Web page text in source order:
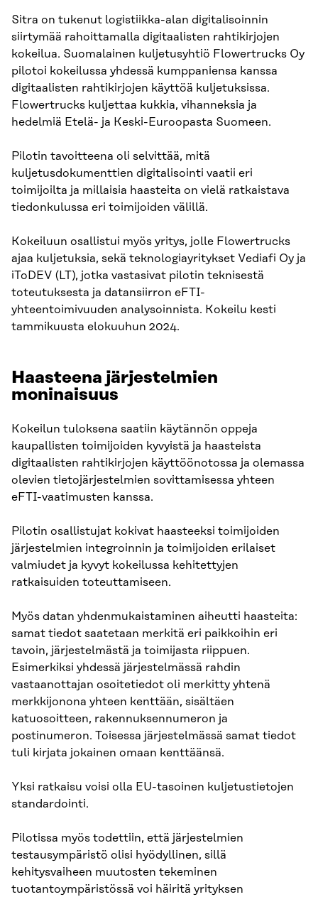
Sitra on tukenut logistiikka-alan digitalisoinnin
siirtymää rahoittamalla digitaalisten rahtikirjojen
kokeilua. Suomalainen kuljetusyhtiö Flowertrucks Oy
pilotoi kokeilussa yhdessä kumppaniensa kanssa
digitaalisten rahtikirjojen käyttöä kuljetuksissa.
Flowertrucks kuljettaa kukkia, vihanneksia ja
hedelmiä Etelä- ja Keski-Euroopasta Suomeen.
Pilotin tavoitteena oli selvittää, mitä
kuljetusdokumenttien digitalisointi vaatii eri
toimijoilta ja millaisia haasteita on vielä ratkaistava
tiedonkulussa eri toimijoiden välillä.
Kokeiluun osallistui myös yritys, jolle Flowertrucks
ajaa kuljetuksia, sekä teknologiayritykset Vediafi Oy ja
iToDEV (LT), jotka vastasivat pilotin teknisestä
toteutuksesta ja datansiirron eFTI-
yhteentoimivuuden analysoinnista. Kokeilu kesti
tammikuusta elokuuhun 2024.
Haasteena järjestelmien
moninaisuus
Kokeilun tuloksena saatiin käytännön oppeja
kaupallisten toimijoiden kyvyistä ja haasteista
digitaalisten rahtikirjojen käyttöönotossa ja olemassa
olevien tietojärjestelmien sovittamisessa yhteen
eFTI-vaatimusten kanssa.
Pilotin osallistujat kokivat haasteeksi toimijoiden
järjestelmien integroinnin ja toimijoiden erilaiset
valmiudet ja kyvyt kokeilussa kehitettyjen
ratkaisuiden toteuttamiseen.
Myös datan yhdenmukaistaminen aiheutti haasteita:
samat tiedot saatetaan merkitä eri paikkoihin eri
tavoin, järjestelmästä ja toimijasta riippuen.
Esimerkiksi yhdessä järjestelmässä rahdin
vastaanottajan osoitetiedot oli merkitty yhtenä
merkkijonona yhteen kenttään, sisältäen
katuosoitteen, rakennuksennumeron ja
postinumeron. Toisessa järjestelmässä samat tiedot
tuli kirjata jokainen omaan kenttäänsä.
Yksi ratkaisu voisi olla EU-tasoinen kuljetustietojen
standardointi.
Pilotissa myös todettiin, että järjestelmien
testausympäristö olisi hyödyllinen, sillä
kehitysvaiheen muutosten tekeminen
tuotantoympäristössä voi häiritä yrityksen